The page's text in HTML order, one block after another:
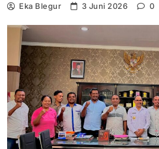
Eka Blegur 3 Juni 2026 0